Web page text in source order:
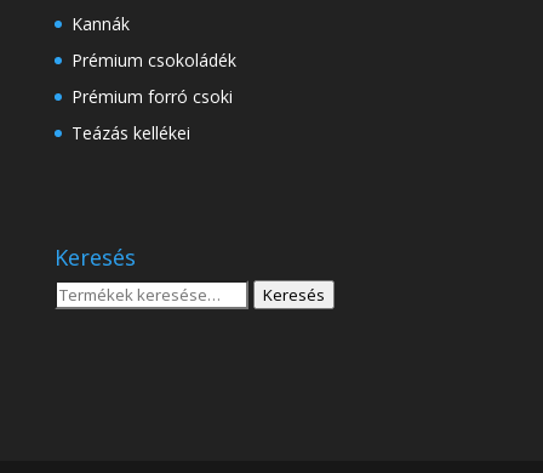
Kannák
Prémium csokoládék
Prémium forró csoki
Teázás kellékei
Keresés
Keresés
Keresés